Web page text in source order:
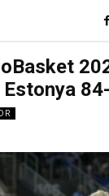
Estonya